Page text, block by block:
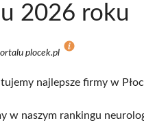
2026 roku
plocek.pl
najlepsze firmy w
w naszym rankingu